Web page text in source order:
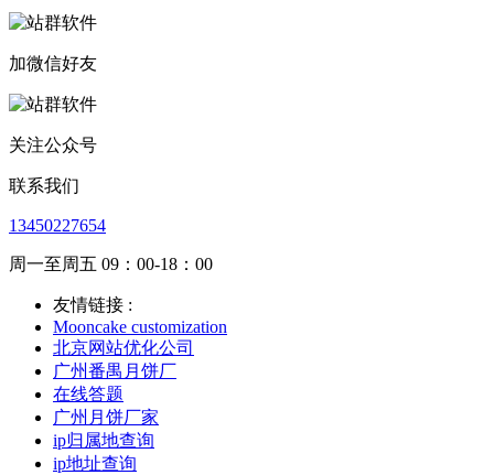
加微信好友
关注公众号
联系我们
13450227654
周一至周五 09：00-18：00
友情链接 :
Mooncake customization
北京网站优化公司
广州番禺月饼厂
在线答题
广州月饼厂家
ip归属地查询
ip地址查询